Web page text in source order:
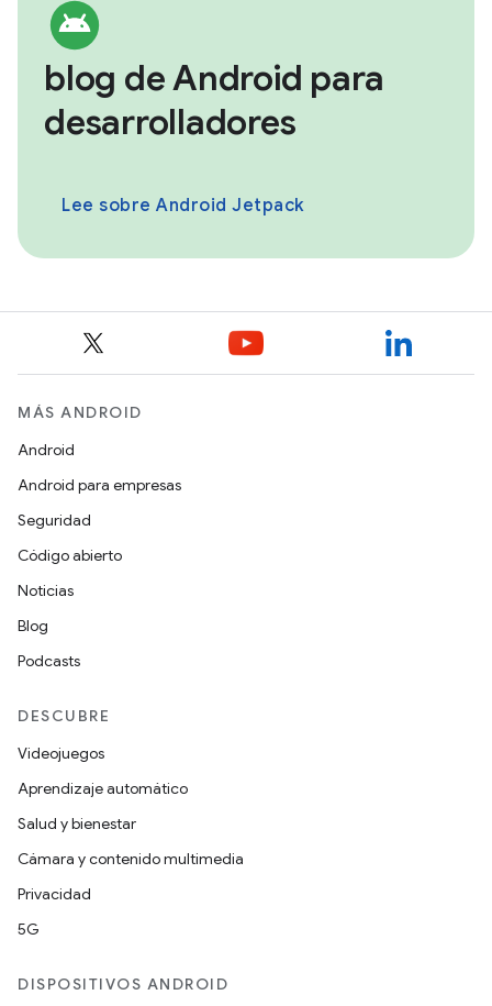
blog de Android para
desarrolladores
Lee sobre Android Jetpack
MÁS ANDROID
Android
Android para empresas
Seguridad
Código abierto
Noticias
Blog
Podcasts
DESCUBRE
Videojuegos
Aprendizaje automático
Salud y bienestar
Cámara y contenido multimedia
Privacidad
5G
DISPOSITIVOS ANDROID